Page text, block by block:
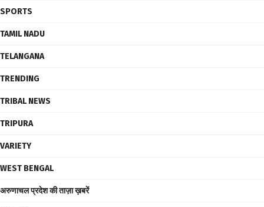
SPORTS
TAMIL NADU
TELANGANA
TRENDING
TRIBAL NEWS
TRIPURA
VARIETY
WEST BENGAL
अरुणाचल प्रदेश की ताज़ा ख़बरें